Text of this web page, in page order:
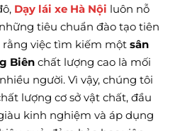
Dạy lái xe Hà Nội luôn nỗ
tiêu chuẩn đào tạo tiên
việc tìm kiếm một sân
Biên chất lượng cao là mối
người. Vì vậy, chúng tôi
lượng cơ sở vật chất, đầu
kinh nghiệm và áp dụng